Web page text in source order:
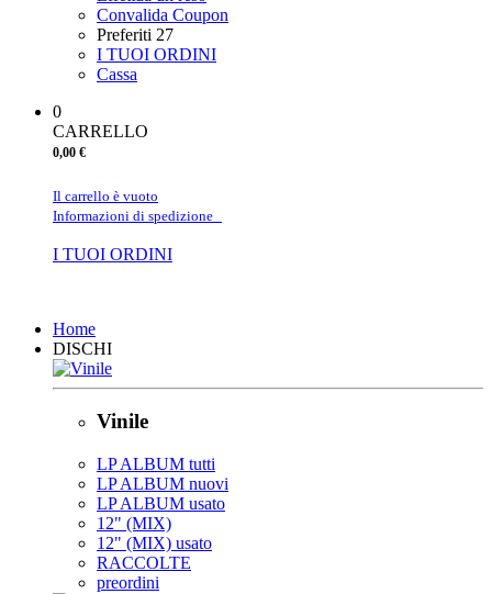
Convalida Coupon
Preferiti 27
I TUOI ORDINI
Cassa
0
CARRELLO
0,00 €
Il carrello è vuoto
Informazioni di spedizione
I TUOI ORDINI
Home
DISCHI
Vinile
LP ALBUM tutti
LP ALBUM nuovi
LP ALBUM usato
12" (MIX)
12" (MIX) usato
RACCOLTE
preordini